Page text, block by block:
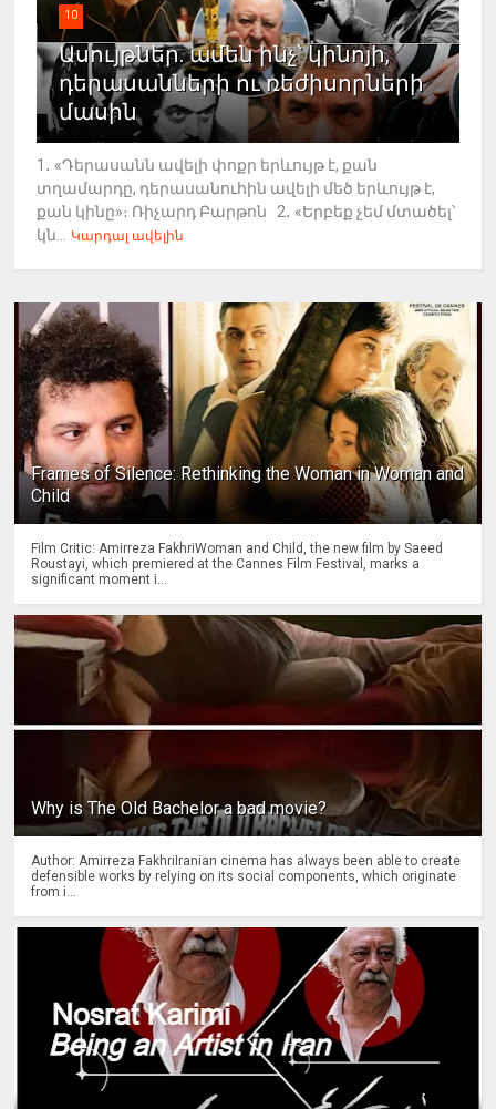
10
Ասույթներ. ամեն ինչ՝ կինոյի,
դերասանների ու ռեժիսորների
մասին
1․ «Դերասանն ավելի փոքր երևույթ է, քան
տղամարդը, դերասանուհին ավելի մեծ երևույթ է,
քան կինը»։ Ռիչարդ Բարթոն 2․ «Երբեք չեմ մտածել՝
կն...
Կարդալ ավելին
Frames of Silence: Rethinking the Woman in Woman and
Child
Film Critic: Amirreza FakhriWoman and Child, the new film by Saeed
Roustayi, which premiered at the Cannes Film Festival, marks a
significant moment i...
Why is The Old Bachelor a bad movie?
Author: Amirreza FakhriIranian cinema has always been able to create
defensible works by relying on its social components, which originate
from i...